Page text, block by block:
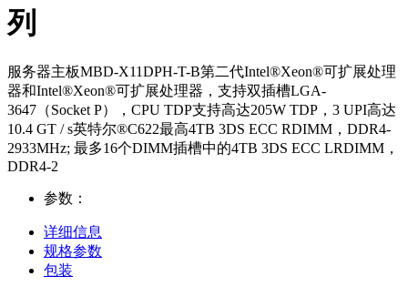
列
服务器主板MBD-X11DPH-T-B第二代Intel®Xeon®可扩展处理
器和Intel®Xeon®可扩展处理器，支持双插槽LGA-
3647（Socket P），CPU TDP支持高达205W TDP，3 UPI高达
10.4 GT / s英特尔®C622最高4TB 3DS ECC RDIMM，DDR4-
2933MHz; 最多16个DIMM插槽中的4TB 3DS ECC LRDIMM，
DDR4-2
参数：
详细信息
规格参数
包装